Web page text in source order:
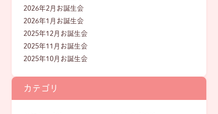
2026年2月お誕生会
2026年1月お誕生会
2025年12月お誕生会
2025年11月お誕生会
2025年10月お誕生会
カテゴリ